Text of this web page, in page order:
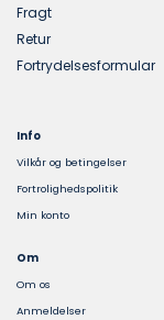
Fragt
Retur
Fortrydelsesformular
Info
Vilkår og betingelser
Fortrolighedspolitik
Min konto
Om
Om os
Anmeldelser